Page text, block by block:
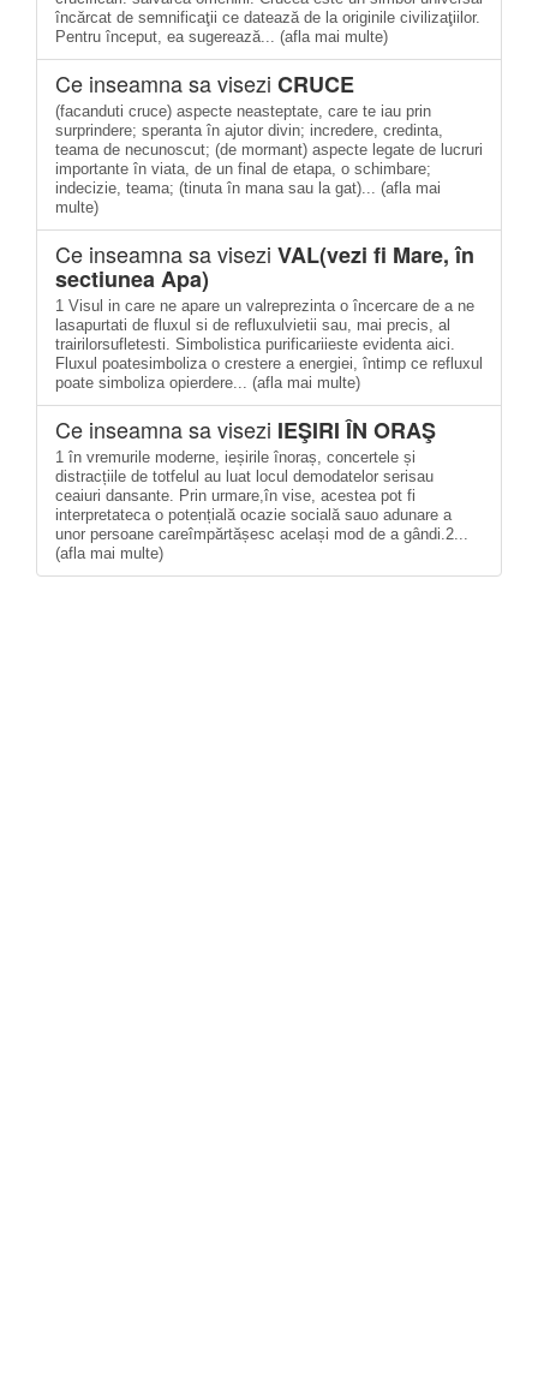
încărcat de semnificaţii ce datează de la originile civilizaţiilor.
Pentru început, ea sugerează... (afla mai multe)
Ce inseamna sa visezi CRUCE
(facanduti cruce) aspecte neasteptate, care te iau prin
surprindere; speranta în ajutor divin; incredere, credinta,
teama de necunoscut; (de mormant) aspecte legate de lucruri
importante în viata, de un final de etapa, o schimbare;
indecizie, teama; (tinuta în mana sau la gat)... (afla mai
multe)
Ce inseamna sa visezi VAL(vezi fi Mare, în
sectiunea Apa)
1 Visul in care ne apare un valreprezinta o încercare de a ne
lasapurtati de fluxul si de refluxulvietii sau, mai precis, al
trairilorsufletesti. Simbolistica purificariieste evidenta aici.
Fluxul poatesimboliza o crestere a energiei, întimp ce refluxul
poate simboliza opierdere... (afla mai multe)
Ce inseamna sa visezi IEŞIRI ÎN ORAŞ
1 în vremurile moderne, ieșirile înoraș, concertele și
distracțiile de totfelul au luat locul demodatelor serisau
ceaiuri dansante. Prin urmare,în vise, acestea pot fi
interpretateca o potențială ocazie socială sauo adunare a
unor persoane careîmpărtășesc același mod de a gândi.2...
(afla mai multe)